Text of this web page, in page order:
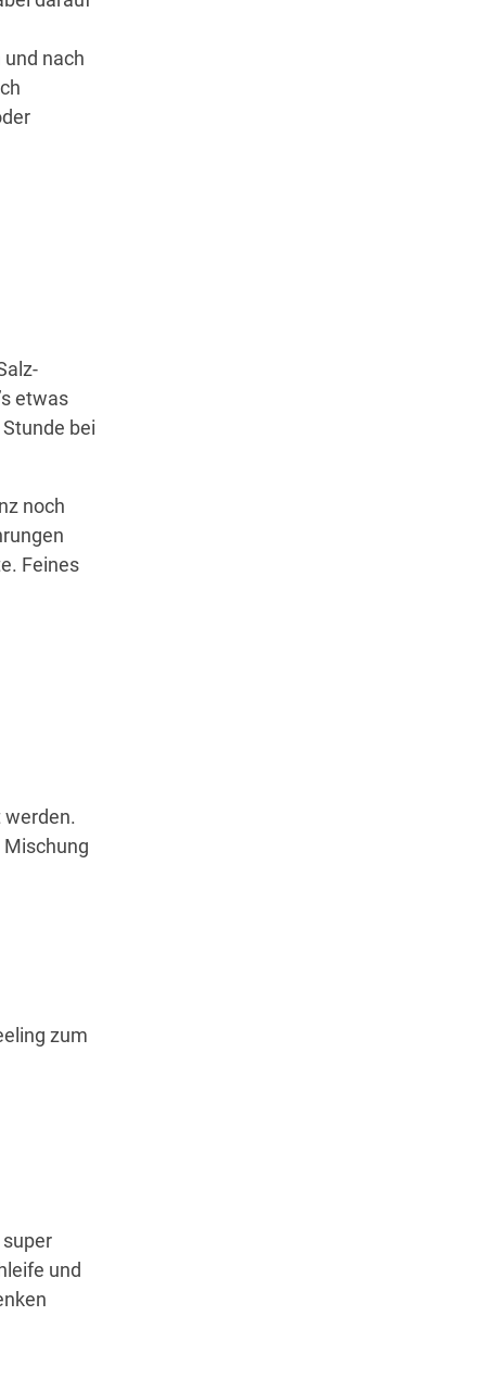
nach
etwas
bei
noch
Feines
werden.
zum
und